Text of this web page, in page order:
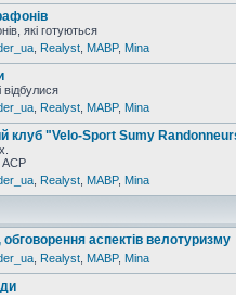
які готуються
Realyst MABP, Mina
Realyst MABP, Mina
клуб "Velo-Sport Sumy
АСР
Realyst MABP, Mina
обговорення аспектів велотуризму
Realyst MABP, Mina